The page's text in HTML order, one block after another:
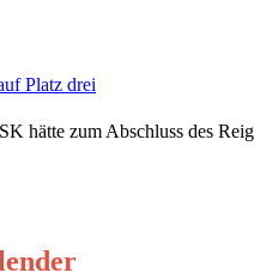
Platz drei
hätte zum Abschluss des